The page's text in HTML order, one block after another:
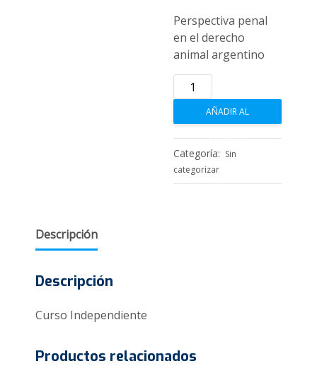
Perspectiva penal
en el derecho
animal argentino
Perspectiva
penal
derecho
animal
argentino
AÑADIR AL
CARRITO
Categoría: Sin
categorizar
Descripción
Descripción
Curso Independiente
Productos relacionados